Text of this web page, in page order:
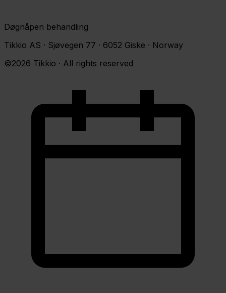
Døgnåpen behandling
Tikkio AS · Sjøvegen 77 · 6052 Giske · Norway
©2026 Tikkio · All rights reserved